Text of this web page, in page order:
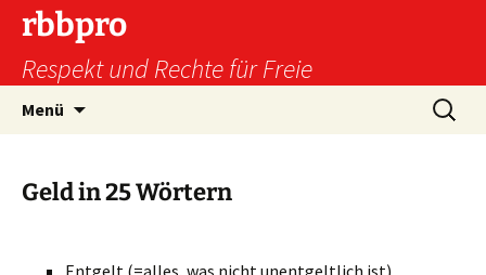
Zum
Inhalt
springen
rbbpro
Respekt und Rechte für Freie
Menü
Suchen
nach:
Geld in 25 Wörtern
Entgelt (=alles, was nicht unentgeltlich ist)